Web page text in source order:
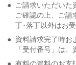
●
ご請求いただいた
ご確認の上、ご請
丁･落丁以外はお
● 資料請求完了時お
「受付番号」は
● 有料の資料のお支